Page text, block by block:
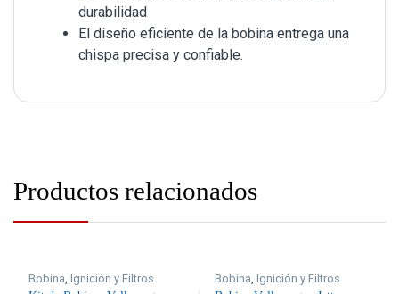
durabilidad
El diseño eficiente de la bobina entrega una
chispa precisa y confiable.
Productos relacionados
Bobina ,Ignición y Filtros
Bobina ,Ignición y Filtros